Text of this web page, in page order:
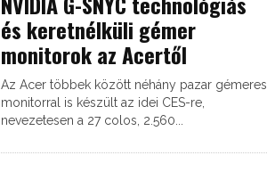
és keretnélküli gémer
monitorok az Acertől
Az Acer többek között néhány pazar gémeres
monitorral is készült az idei CES-re,
nevezetesen a 27 colos, 2.560...